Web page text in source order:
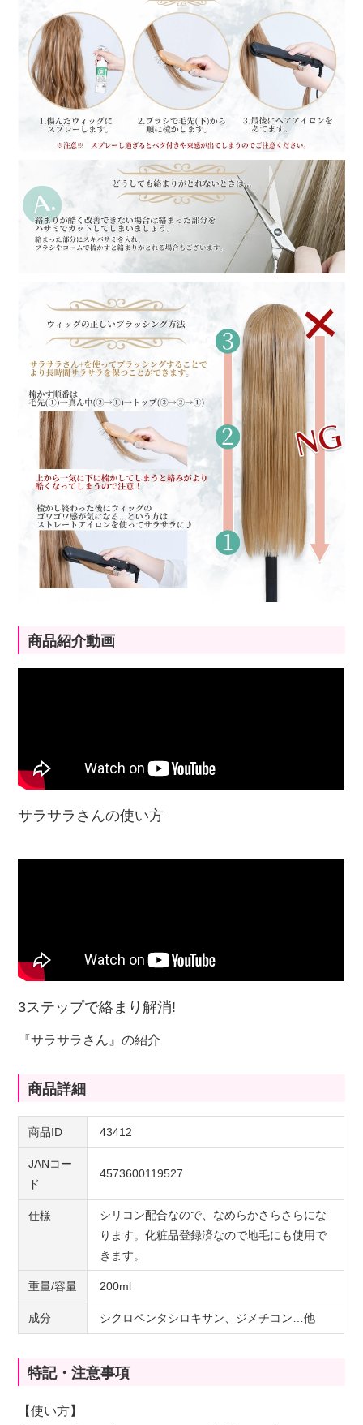
商品紹介動画
サラサラさんの使い方
3ステップで絡まり解消!
『サラサラさん』の紹介
商品詳細
商品ID 43412
JANコー
ド
4573600119527
仕様
シリコン配合なので、なめらかさらさらにな
ります。化粧品登録済なので地毛にも使用で
きます。
重量/容量 200ml
成分 シクロペンタシロキサン、ジメチコン…他
特記・注意事項
【使い方】